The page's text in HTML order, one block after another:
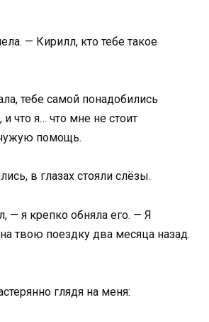
— Кирилл, кто тебе такое
тебе самой понадобились
что я… что мне не стоит
помощь.
в глазах стояли слёзы.
— я крепко обняла его. — Я
твою поездку два месяца назад.
глядя на меня: